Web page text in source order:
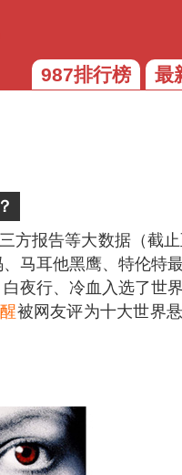
987排行榜 最
方报告等大数据（截
马耳他黑鹰、特伦特
夜行、冷血入选了世
被网友评为十大世界